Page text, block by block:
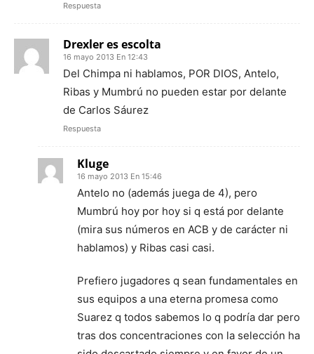
Respuesta
Drexler es escolta
16 mayo 2013 En 12:43
Del Chimpa ni hablamos, POR DIOS, Antelo,
Ribas y Mumbrú no pueden estar por delante
de Carlos Sáurez
Respuesta
Kluge
16 mayo 2013 En 15:46
Antelo no (además juega de 4), pero
Mumbrú hoy por hoy si q está por delante
(mira sus números en ACB y de carácter ni
hablamos) y Ribas casi casi.
Prefiero jugadores q sean fundamentales en
sus equipos a una eterna promesa como
Suarez q todos sabemos lo q podría dar pero
tras dos concentraciones con la selección ha